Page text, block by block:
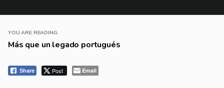
YOU ARE READING
Más que un legado portugués
Share Post Email